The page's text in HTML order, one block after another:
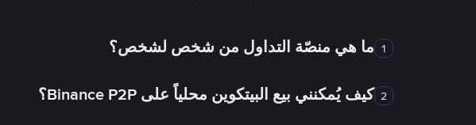
1 ما هي منصّة التداول من شخص لشخص؟
2 كيف يُمكنني بيع البيتكوين محلياً على Binance P2P؟